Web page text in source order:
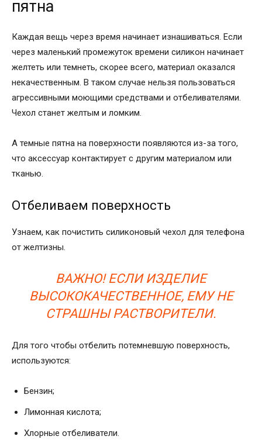
пятна
Каждая вещь через время начинает изнашиваться. Если
через маленький промежуток времени силикон начинает
желтеть или темнеть, скорее всего, материал оказался
некачественным. В таком случае нельзя пользоваться
агрессивными моющими средствами и отбеливателями.
Чехол станет желтым и ломким.
А темные пятна на поверхности появляются из-за того,
что аксессуар контактирует с другим материалом или
тканью.
Отбеливаем поверхность
Узнаем, как почистить силиконовый чехол для телефона
от желтизны.
ВАЖНО! ЕСЛИ ИЗДЕЛИЕ
ВЫСОКОКАЧЕСТВЕННОЕ, ЕМУ НЕ
СТРАШНЫ РАСТВОРИТЕЛИ.
Для того чтобы отбелить потемневшую поверхность,
используются:
Бензин;
Лимонная кислота;
Хлорные отбеливатели.